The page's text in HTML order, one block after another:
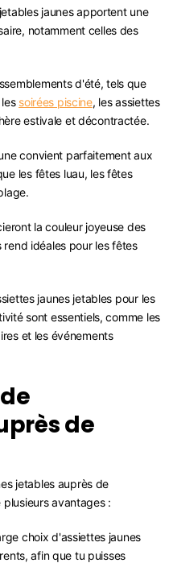
jaunes apportent une
notamment celles des
d'été, tels que
soirées piscine, les assiettes
estivale et décontractée.
convient parfaitement aux
les fêtes luau, les fêtes
la couleur joyeuse des
idéales pour les fêtes
jaunes jetables pour les
sont essentiels, comme les
et les événements
de
jetables auprès de
avantages :
choix d'assiettes jaunes
afin que tu puisses